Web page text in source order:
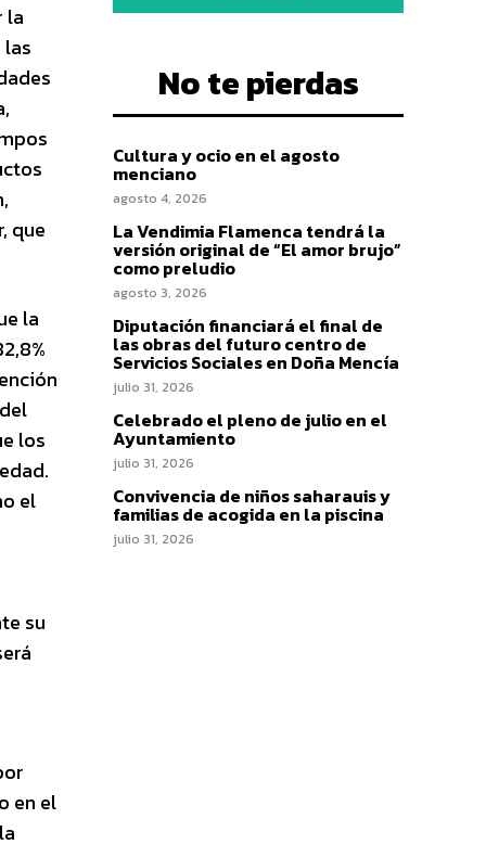
la
que
la
los
el
su
en el
No te pierdas
Cultura y ocio en el agosto
menciano
agosto 4, 2026
La Vendimia Flamenca tendrá la
versión original de “El amor brujo”
como preludio
agosto 3, 2026
Diputación financiará el final de
las obras del futuro centro de
Servicios Sociales en Doña Mencía
julio 31, 2026
Celebrado el pleno de julio en el
Ayuntamiento
julio 31, 2026
Convivencia de niños saharauis y
familias de acogida en la piscina
julio 31, 2026